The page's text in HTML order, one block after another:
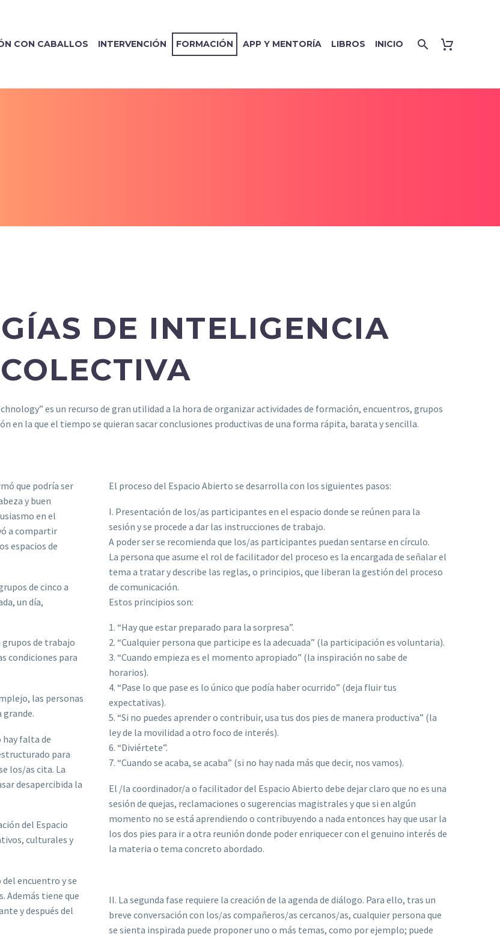
CON CABALLOS INTERVENCIÓN FORMACIÓN APP Y MENTORÍA LIBROS INICIO
DE INTELIGENCIA
COLECTIVA
es un recurso de gran utilidad a la hora de organizar actividades de formación, encuentros, grupos
en la que el tiempo se quieran sacar conclusiones productivas de una forma rápita, barata y sencilla.
que podría ser
y buen
en el
a compartir
espacios de
de cinco a
un día,
grupos de trabajo
condiciones para
las personas
grande.
hay falta de
para
los/as cita. La
desapercibida la
del Espacio
culturales y
encuentro y se
Además tiene que
y después del
El proceso del Espacio Abierto se desarrolla con los siguientes pasos:
I. Presentación de los/as participantes en el espacio donde se reúnen para la
sesión y se procede a dar las instrucciones de trabajo.
A poder ser se recomienda que los/as participantes puedan sentarse en círculo.
La persona que asume el rol de facilitador del proceso es la encargada de señalar el
tema a tratar y describe las reglas, o principios, que liberan la gestión del proceso
de comunicación.
Estos principios son:
1. “Hay que estar preparado para la sorpresa”.
2. “Cualquier persona que participe es la adecuada” (la participación es voluntaria).
3. “Cuando empieza es el momento apropiado” (la inspiración no sabe de
horarios).
4. “Pase lo que pase es lo único que podía haber ocurrido” (deja fluir tus
expectativas).
5. “Si no puedes aprender o contribuir, usa tus dos pies de manera productiva” (la
ley de la movilidad a otro foco de interés).
6. “Diviértete”.
7. “Cuando se acaba, se acaba” (si no hay nada más que decir, nos vamos).
El /la coordinador/a o facilitador del Espacio Abierto debe dejar claro que no es una
sesión de quejas, reclamaciones o sugerencias magistrales y que si en algún
momento no se está aprendiendo o contribuyendo a nada entonces hay que usar la
los dos pies para ir a otra reunión donde poder enriquecer con el genuino interés de
la materia o tema concreto abordado.
II. La segunda fase requiere la creación de la agenda de diálogo. Para ello, tras un
breve conversación con los/as compañeros/as cercanos/as, cualquier persona que
se sienta inspirada puede proponer uno o más temas, como por ejemplo; puede